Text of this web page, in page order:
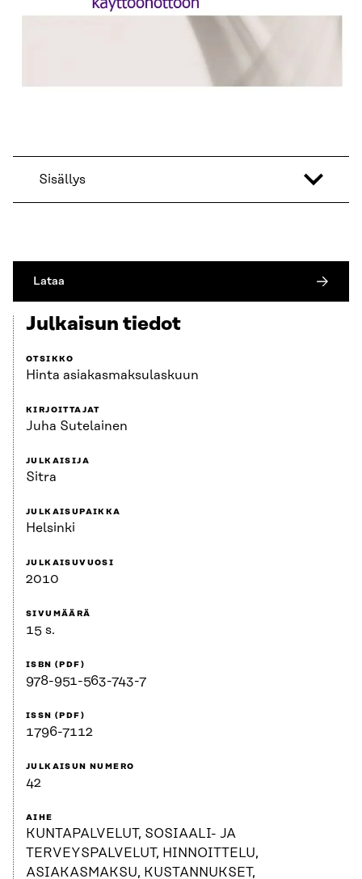
Sisällys
Lataa
Julkaisun tiedot
OTSIKKO
Hinta asiakasmaksulaskuun
KIRJOITTAJAT
Juha Sutelainen
JULKAISIJA
Sitra
JULKAISUPAIKKA
Helsinki
JULKAISUVUOSI
2010
SIVUMÄÄRÄ
15 s.
ISBN (PDF)
978-951-563-743-7
ISSN (PDF)
1796-7112
JULKAISUN NUMERO
42
AIHE
KUNTAPALVELUT, SOSIAALI- JA
TERVEYSPALVELUT, HINNOITTELU,
ASIAKASMAKSU, KUSTANNUKSET,